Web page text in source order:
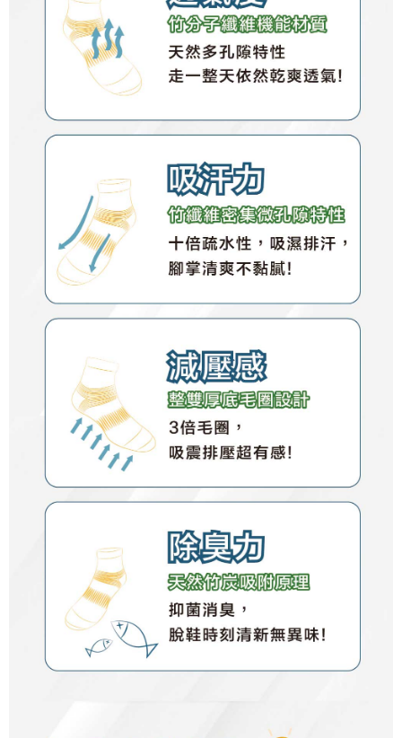
pengesahan semula dan pembetulan.
Untuk terma perkhidmatan penuh, sila rujuk pautan berikut:
https://oppay.tw/userRule
" target="_blank" class="link revert-
style">https://oppay.tw/userRule
1. Perkhidmatan ini disediakan oleh Taiwan Mobile, pengguna telefon
mudah alih boleh segera menggunakan tanpa perlu memohon lagi.
2. Pilihan kaedah pembayaran "Pembayaran Ansuran Gogo", selepas
pesanan ditubuhkan, akan secara automatik dialihkan ke proses
transaksi Gogo, selepas pengesahan nombor telefon, pilih bilangan
ansuran yang diingini, tarikh akhir pembayaran, dan setelah
mengesahkan pembayaran, transaksi akan selesai.
3. Jumlah kelulusan sebenar, bilangan ansuran dan jumlah bayaran
adalah berdasarkan halaman pengesahan transaksi seterusnya.
4. Dalam masa 30 minit selepas pesanan ditubuhkan, jika tidak pergi
untuk mengesahkan transaksi atau jika tidak lulus semakan, pesanan
akan dibatalkan secara automatik. Jika terdapat situasi "pindah untuk
semakan khusus" yang tidak lulus, ini menunjukkan bahawa sistem
penilaian tidak mencukupi, tiada penjelasan mengenai kandungan
penilaian boleh diberikan.
【Penerangan Kaedah Pembayaran】
1. Pembayaran ansuran tidak digabungkan dalam bil telekomunikasi,
"Pembayaran Ansuran Gogo" akan menghantar SMS peringatan
pembayaran selepas tarikh penyelesaian bulanan.
2. Melalui pautan SMS untuk membuka bil, anda boleh memilih untuk
Mobile / Pemindahan bank / Pembayaran J街口 / iPASS MONEY" dan
【Nota Penting】
1. Perkhidmatan ini disediakan oleh "Taiwan Mobile Co., Ltd." untuk
membolehkan pengguna membeli produk atau perkhidmatan melalui
perkhidmatan ini semasa transaksi, dan kedai akan menyerahkan hak
tuntutan harga jual/beli ansuran kepada syarikat ini untuk membayar bil
menggunakan bil syarikat ini.
2. Berdasarkan tujuan kontrak persetujuan pembayaran menggunakan
"Pembayaran Ansuran Gogo", kedai akan memberikan maklumat peribadi
Jumlah yang diperakui untuk pengguna kali pertama yang lulus
kelulusan boleh sehingga NT$10,000. Jika pengguna tidak membuat
pembayaran dalam tempoh tersebut, yuran pembayaran lewat sebanyak
20% setahun akan dikenakan. Pengguna bawah umur dikehendaki
mendapatkan kebenaran daripada ibu bapa atau penjaga yang sah
untuk menggunakan AFTEE.
mempunyai sebarang kebimbangan mengenai pemprosesan dan
penggunaan pada data peribadi. Jika anda tidak bersetuju dengan data
peribadi yang disenaraikan seperti di atas akan dikumpul dan digunakan
oleh AFTEE, sila jangan gunakan perkhidmatan ini.